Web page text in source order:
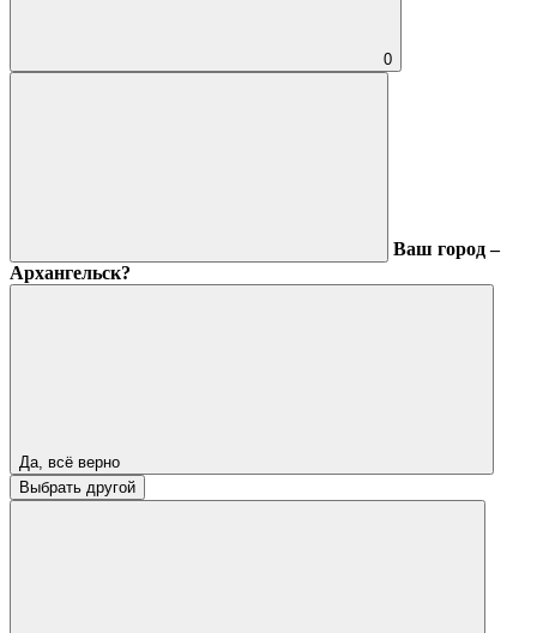
0
Ваш город –
Архангельск?
Да, всё верно
Выбрать другой